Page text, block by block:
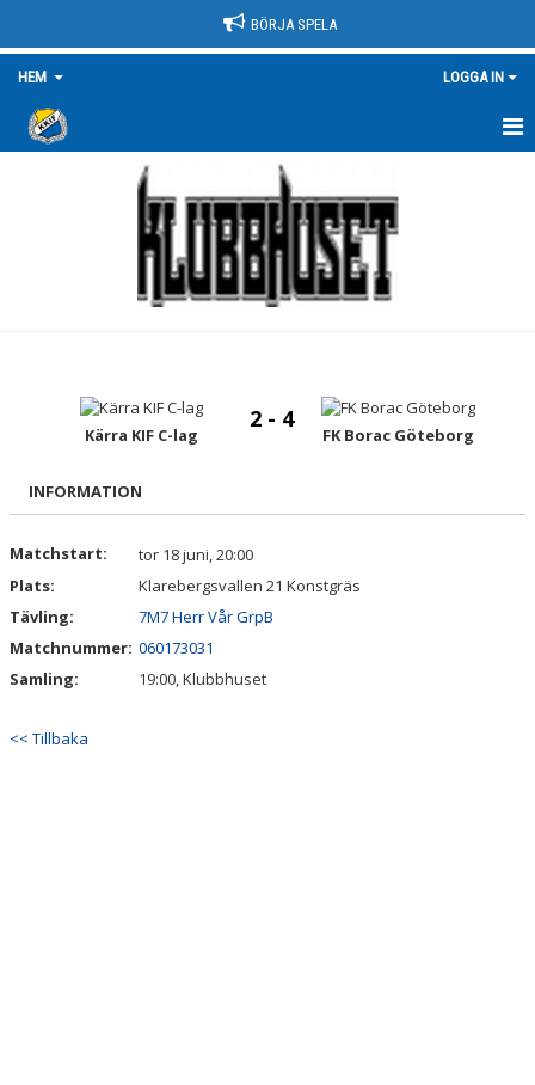
BÖRJA SPELA
HEM LOGGA IN
KLUBBSHOP
DOKUMENT
MATCHER
BILDGALLERI
TRÄNINGSSCHEMA KKIF
Kärra KIF C-lag
2 - 4
FK Borac Göteborg
INFORMATION
Matchstart:
tor 18 juni, 20:00
Plats:
Klarebergsvallen 21 Konstgräs
Tävling:
7M7 Herr Vår GrpB
Matchnummer: 060173031
Samling:
19:00, Klubbhuset
<< Tillbaka